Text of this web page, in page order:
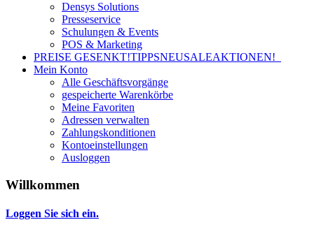
Densys Solutions
Presseservice
Schulungen & Events
POS & Marketing
PREISE GESENKT!TIPPSNEUSALEAKTIONEN!
Mein Konto
Alle Geschäftsvorgänge
gespeicherte Warenkörbe
Meine Favoriten
Adressen verwalten
Zahlungskonditionen
Kontoeinstellungen
Ausloggen
Willkommen
Loggen Sie sich ein.